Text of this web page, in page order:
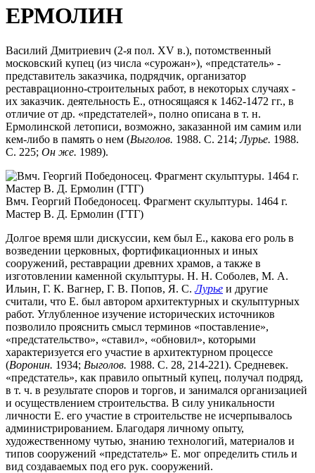
ЕРМОЛИН
Василий Дмитриевич (2-я пол. XV в.), потомственный
московский купец (из числа «сурожан»), «предстатель» -
представитель заказчика, подрядчик, организатор
реставрационно-строительных работ, в некоторых случаях -
их заказчик. деятельность Е., относящаяся к 1462-1472 гг., в
отличие от др. «предстателей», полно описана в т. н.
Ермолинской летописи, возможно, заказанной им самим или
кем-либо в память о нем (Выголов. 1988. С. 214;Лурье. 1988.
С. 225; Он же. 1989).
Вмч. Георгий Победоносец. Фрагмент скульптуры. 1464 г.
Мастер В. Д. Ермолин (ГТГ)
Долгое время шли дискуссии, кем был Е., какова его роль в
возведении церковных, фортификационных и иных
сооружений, реставрации древних храмов, а также в
изготовлении каменной скульптуры. Н. Н. Соболев, М. А.
Ильин, Г. К. Вагнер, Г. В. Попов, Я. С.Лурье и другие
считали, что Е. был автором архитектурных и скульптурных
работ. Углубленное изучение исторических источников
позволило прояснить смысл терминов «поставление»,
«предстательство», «ставил», «обновил», которыми
характеризуется его участие в архитектурном процессе
(Воронин. 1934; Выголов. 1988. С. 28, 214-221). Средневек.
«предстатель», как правило опытный купец, получал подряд,
в т. ч. в результате споров и торгов, и занимался организацией
и осуществлением строительства. В силу уникальности
личности Е. его участие в строительстве не исчерпывалось
администрированием. Благодаря личному опыту,
художественному чутью, знанию технологий, материалов и
типов сооружений «предстатель» Е. мог определить стиль и
вид создаваемых под его рук. сооружений.